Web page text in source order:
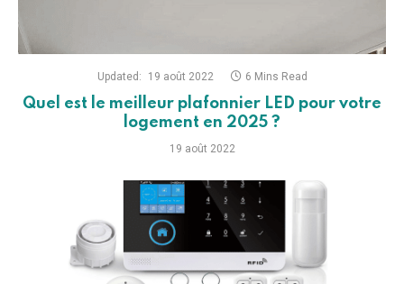
Updated: 19 août 2022 6 Mins Read
Quel est le meilleur plafonnier LED pour votre
logement en 2025 ?
19 août 2022